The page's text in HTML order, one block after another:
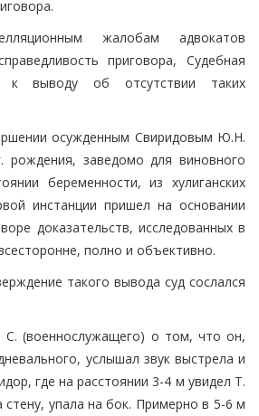
жалобам адвокатов
приговора, Судебная
к выводу об отсутствии таких
осужденным Свиридовым Ю.Н.
рождения, заведомо для виновного
беременности, из хулиганских
инстанции пришел на основании
доказательств, исследованных в
полно и объективно.
такого вывода суд сослался
С. (военнослужащего) о том, что он,
услышал звук выстрела и
где на расстоянии 3-4 м увидел Т.
стену, упала на бок. Примерно в 5-6 м